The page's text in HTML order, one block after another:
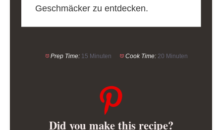
Geschmäcker zu entdecken.
Prep Time: 15 Minuten Cook Time: 20 Minuten
Did you make this recipe?